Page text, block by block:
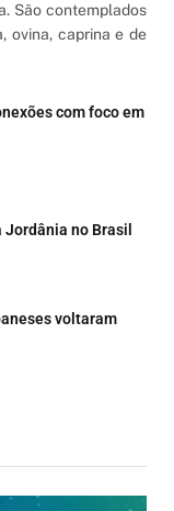
São contemplados
ovina, caprina e de
com foco em
no Brasil
voltaram